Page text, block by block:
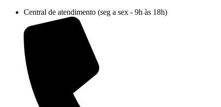
conteúdo
Central de atendimento (seg a sex - 9h às 18h)